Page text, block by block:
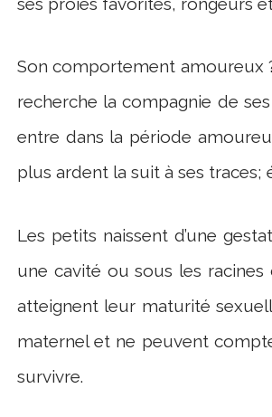
Son comportement amoureux
recherche la compagnie de
entre dans la période
plus ardent la suit à ses
Les petits naissent d’une
une cavité ou sous les
atteignent leur maturité
maternel et ne peuvent
survivre.